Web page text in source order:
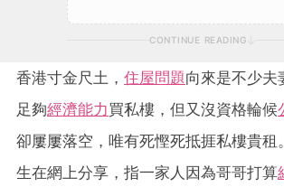
CONTINUE READING
香港寸金尺土， 住屋問題向來是不少夫
足夠經濟能力買私樓，但又沒資格輪候
卻屢屢落空，唯有死慳死抵捱私樓貴租
生在網上分享，指一家人因為哥哥打算